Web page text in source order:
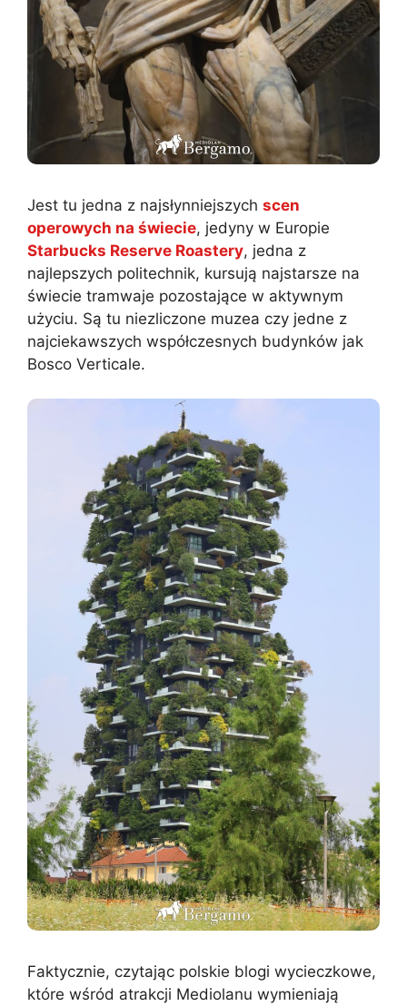
Jest tu jedna z najsłynniejszych scen
operowych na świecie, jedyny w Europie
Starbucks Reserve Roastery, jedna z
najlepszych politechnik, kursują najstarsze na
świecie tramwaje pozostające w aktywnym
użyciu. Są tu niezliczone muzea czy jedne z
najciekawszych współczesnych budynków jak
Bosco Verticale.
Faktycznie, czytając polskie blogi wycieczkowe,
które wśród atrakcji Mediolanu wymieniają